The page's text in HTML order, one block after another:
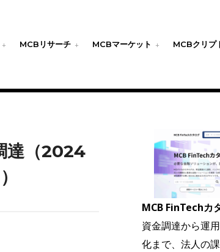
MCBリサーチ MCBマーケット MCBクリプ
達（2024
MCB FinTechカ
資金調達から運
化まで、法人の